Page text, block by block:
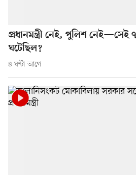
প্রধানমন্ত্রী নেই, পুলিশ নেই—সেই
ঘটেছিল?
৪ ঘণ্টা আগে